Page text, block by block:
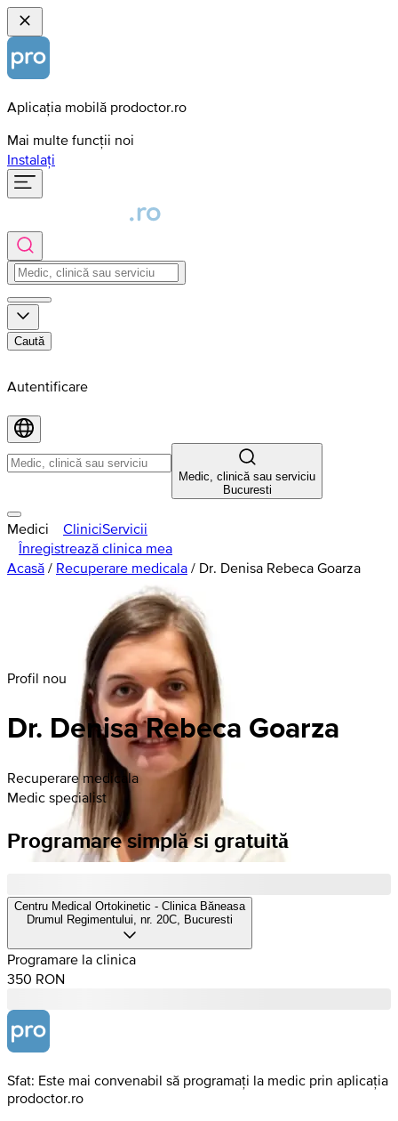
Aplicația mobilă prodoctor.ro
Mai multe funcții noi
Instalați
Caută
Autentificare
Medic, clinică sau serviciu
Bucuresti
Medici CliniciServicii
Înregistrează clinica mea
Acasă / Recuperare medicala / Dr. Denisa Rebeca Goarza
Profil nou
Dr. Denisa Rebeca Goarza
Recuperare medicala
Medic specialist
Programare simplă si gratuită
Centru Medical Ortokinetic - Clinica Băneasa
Drumul Regimentului, nr. 20C, Bucuresti
Programare la clinica
350 RON
Sfat: Este mai convenabil să programați la medic prin aplicația
prodoctor.ro